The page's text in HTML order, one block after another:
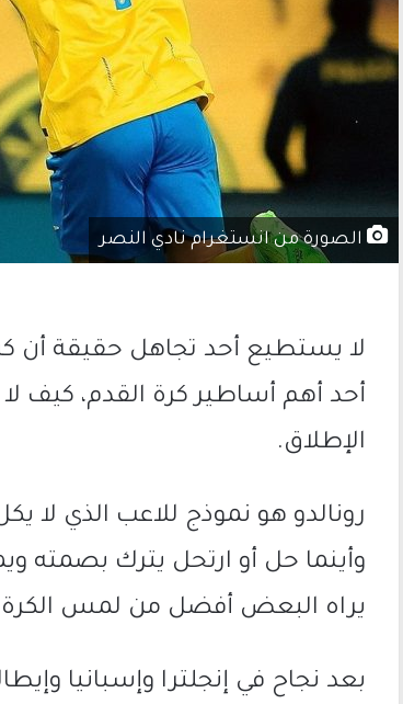
الصورة من انستغرام نادي النصر
لا يستطيع أحد تجاهل حقيقة أن
أحد أهم أساطير كرة القدم، كيف لا
الإطلاق.
رونالدو هو نموذج للاعب الذي لا
وأينما حل أو ارتحل يترك بصمته
يراه البعض أفضل من لمس الكرة
بعد نجاح في إنجلترا وإسبانيا